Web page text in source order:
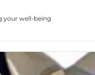
your well-being